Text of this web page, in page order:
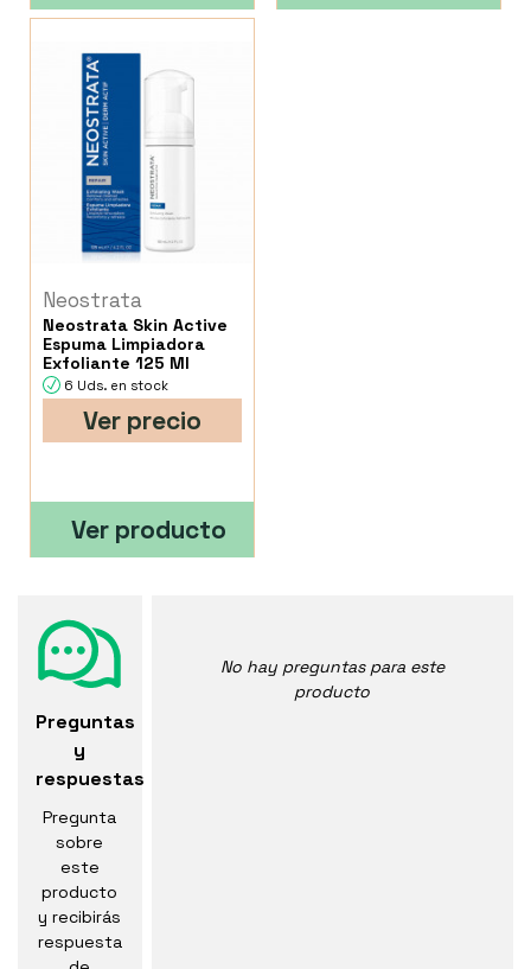
Neostrata
Neostrata Skin Active
Espuma Limpiadora
Exfoliante 125 Ml
6 Uds. en stock
Ver precio
Ver producto
Preguntas
y
respuestas
Pregunta
sobre
este
producto
y recibirás
respuesta
No hay preguntas para este
producto